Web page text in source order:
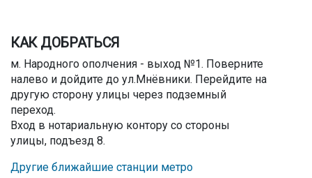
КАК ДОБРАТЬСЯ
м. Народного ополчения - выход №1. Поверните
налево и дойдите до ул.Мнёвники. Перейдите на
другую сторону улицы через подземный
переход.
Вход в нотариальную контору со стороны
улицы, подъезд 8.
Другие ближайшие станции метро